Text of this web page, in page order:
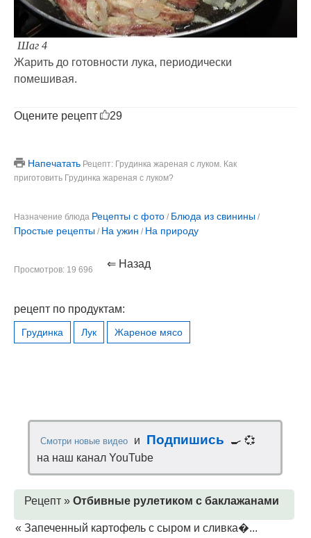
Шаг 4
Жарить до готовности лука, периодически
помешивая.
Оцените рецепт 29
Напечатать Рецепт: Грудинка жареная с луком. Как
приготовить Грудинка жареная с луком?
Назначение блюда Рецепты с фото / Блюда из свинины /
Простые рецепты / На ужин / На природу
Просмотров: 19 696 ⇐ Назад
рецепт по продуктам:
Грудинка Лук Жареное мясо
Смотри новые видео и Подпишись
🍳 💞
на наш канал YouTube
Рецепт » Отбивные рулетиком с баклажанами
« Запеченный картофель с сыром и сливка�...